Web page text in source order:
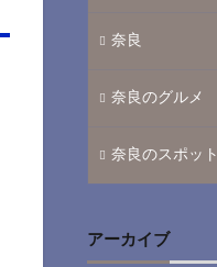
奈良
奈良のグルメ
奈良のスポット
アーカイブ